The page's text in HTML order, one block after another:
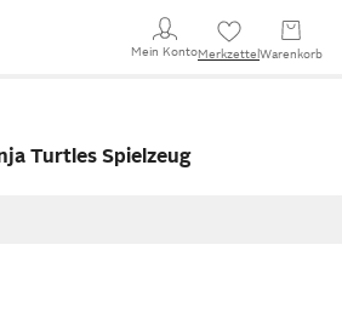
Mein KontoMerkzettel Warenkorb
Turtles Spielzeug